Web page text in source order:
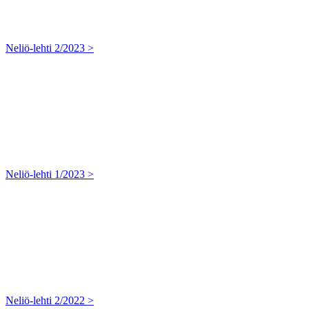
Neliö-lehti 2/2023 >
Neliö-lehti 1/2023 >
Neliö-lehti 2/2022 >